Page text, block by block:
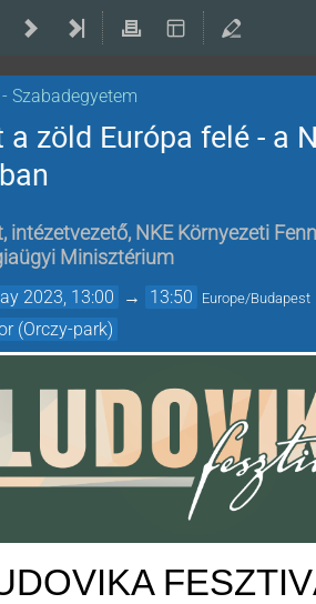
Szabadegyetem
a zöld Európa felé -
intézetvezető, NKE Környezeti
Minisztérium
2023, 13:00 → 13:50 Europe/Budapest
(Orczy-park)